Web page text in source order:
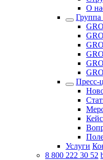
О
Пресс-
Услуги
8 800 222 30 52